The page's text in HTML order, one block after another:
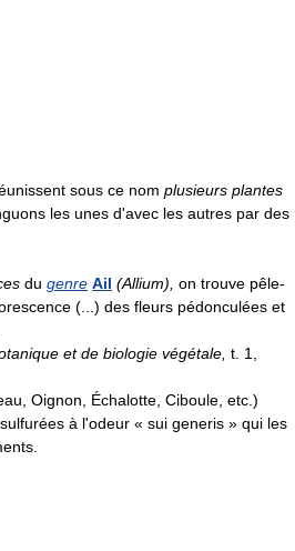
sous ce nom plusieurs plantes
les unes d'avec les autres par des
du genre Ail (Allium), on trouve pêle-
(...) des fleurs pédonculées et
et de biologie végétale, t. 1,
Oignon, Échalotte, Ciboule, etc.)
à l'odeur « sui generis » qui les